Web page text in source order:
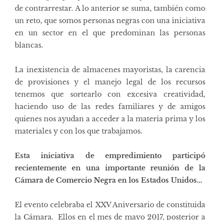
de contrarrestar. A lo anterior se suma, también como
un reto, que somos personas negras con una iniciativa
en un sector en el que predominan las personas
blancas.
La inexistencia de almacenes mayoristas, la carencia
de provisiones y el manejo legal de los recursos
tenemos que sortearlo con excesiva creatividad,
haciendo uso de las redes familiares y de amigos
quienes nos ayudan a acceder a la materia prima y los
materiales y con los que trabajamos.
Esta iniciativa de empredimiento participó
recientemente en una importante reunión de la
Cámara de Comercio Negra en los Estados Unidos…
El evento celebraba el XXV Aniversario de constituida
la Cámara. Ellos en el mes de mayo 2017, posterior a